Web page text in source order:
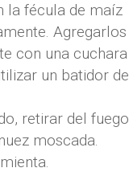
la fécula de maíz
Agregarlos
con una cuchara
un batidor de
retirar del fuego
moscada.